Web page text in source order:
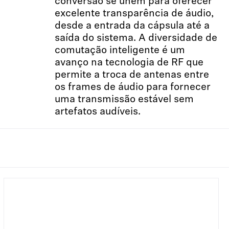
excelente transparência de áudio,
desde a entrada da cápsula até a
saída do sistema. A diversidade de
comutação inteligente é um
avanço na tecnologia de RF que
permite a troca de antenas entre
os frames de áudio para fornecer
uma transmissão estável sem
artefatos audíveis.